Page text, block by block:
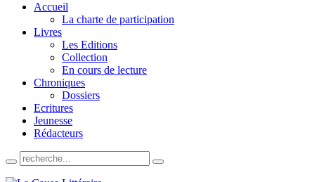
Accueil
La charte de participation
Livres
Les Editions
Collection
En cours de lecture
Chroniques
Dossiers
Ecritures
Jeunesse
Rédacteurs